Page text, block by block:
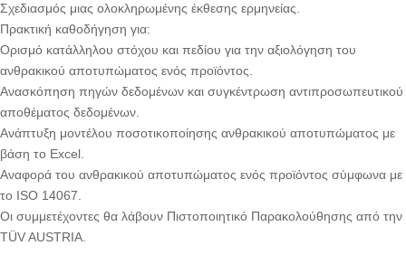
Σχεδιασμός μιας ολοκληρωμένης έκθεσης ερμηνείας.
Πρακτική καθοδήγηση για:
Ορισμό κατάλληλου στόχου και πεδίου για την αξιολόγηση του
ανθρακικού αποτυπώματος ενός προϊόντος.
Ανασκόπηση πηγών δεδομένων και συγκέντρωση αντιπροσωπευτικού
αποθέματος δεδομένων.
Ανάπτυξη μοντέλου ποσοτικοποίησης ανθρακικού αποτυπώματος με
βάση το Excel.
Αναφορά του ανθρακικού αποτυπώματος ενός προϊόντος σύμφωνα με
το ISO 14067.
Οι συμμετέχοντες θα λάβουν Πιστοποιητικό Παρακολούθησης από την
TÜV AUSTRIA.